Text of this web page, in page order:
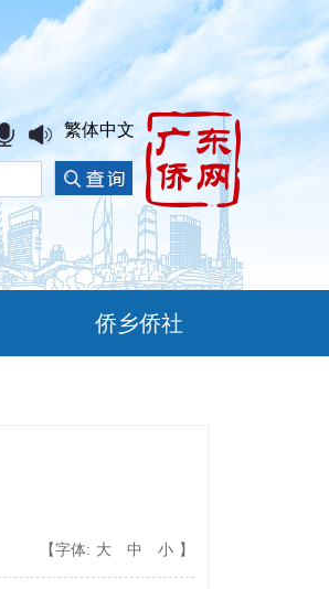
繁体中文
侨乡侨社
【字体: 大 中 小 】